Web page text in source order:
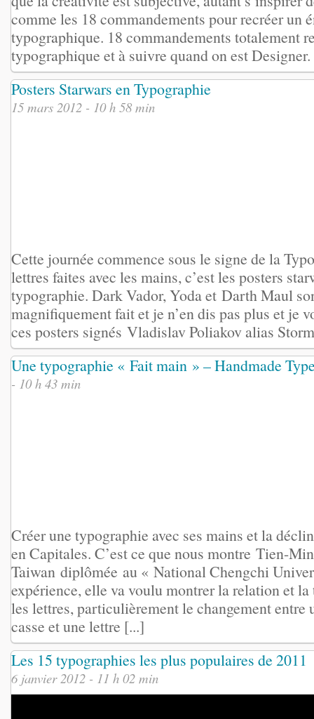
comme les 18 commandements pour recréer un
typographique. 18 commandements totalement
typographique et à suivre quand on est
Posters Starwars en Typographie
15 mars 2012 - 10 h 58 min
Cette journée commence sous le signe de la
lettres faites avec les mains, c’est les posters
typographie. Dark Vador, Yoda et Darth Maul
magnifiquement fait et je n’en dis pas plus et je
ces posters signés Vladislav Poliakov alias
Une typographie « Fait main » – Handmade
- 10 h 43 min
Créer une typographie avec ses mains et la
en Capitales. C’est ce que nous montre Tien-
Taiwan diplômée au « National Chengchi
expérience, elle va voulu montrer la relation et
les lettres, particulièrement le changement entre
casse et une lettre [...]
Les 15 typographies les plus populaires de 2011
6 janvier 2012 - 11 h 02 min